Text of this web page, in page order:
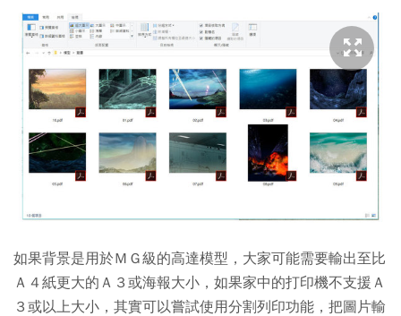
如果背景是用於ＭＧ級的高達模型，大家可能需要輸出至比
Ａ４紙更大的Ａ３或海報大小，如果家中的打印機不支援Ａ
３或以上大小，其實可以嘗試使用分割列印功能，把圖片輸